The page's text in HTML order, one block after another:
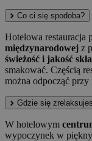
Co ci się spodoba?
Hotelowa restauracja
międzynarodowej z
świeżość i jakość
smakować. Częścią
można odpocząć
Gdzie się
W hotelowym
wypoczynek w